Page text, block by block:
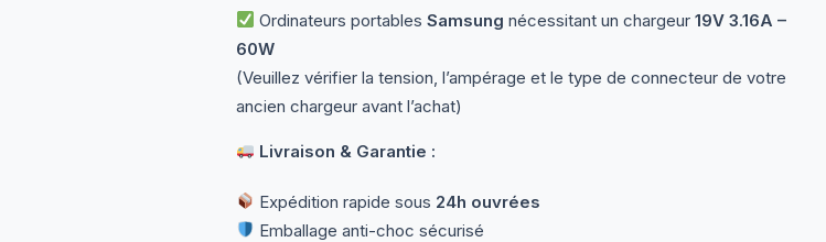
Ordinateurs portables Samsung nécessitant un chargeur 19V 3.16A –
60W
(Veuillez vérifier la tension, l’ampérage et le type de connecteur de votre
ancien chargeur avant l’achat)
Livraison & Garantie :
Expédition rapide sous 24h ouvrées
Emballage anti-choc sécurisé